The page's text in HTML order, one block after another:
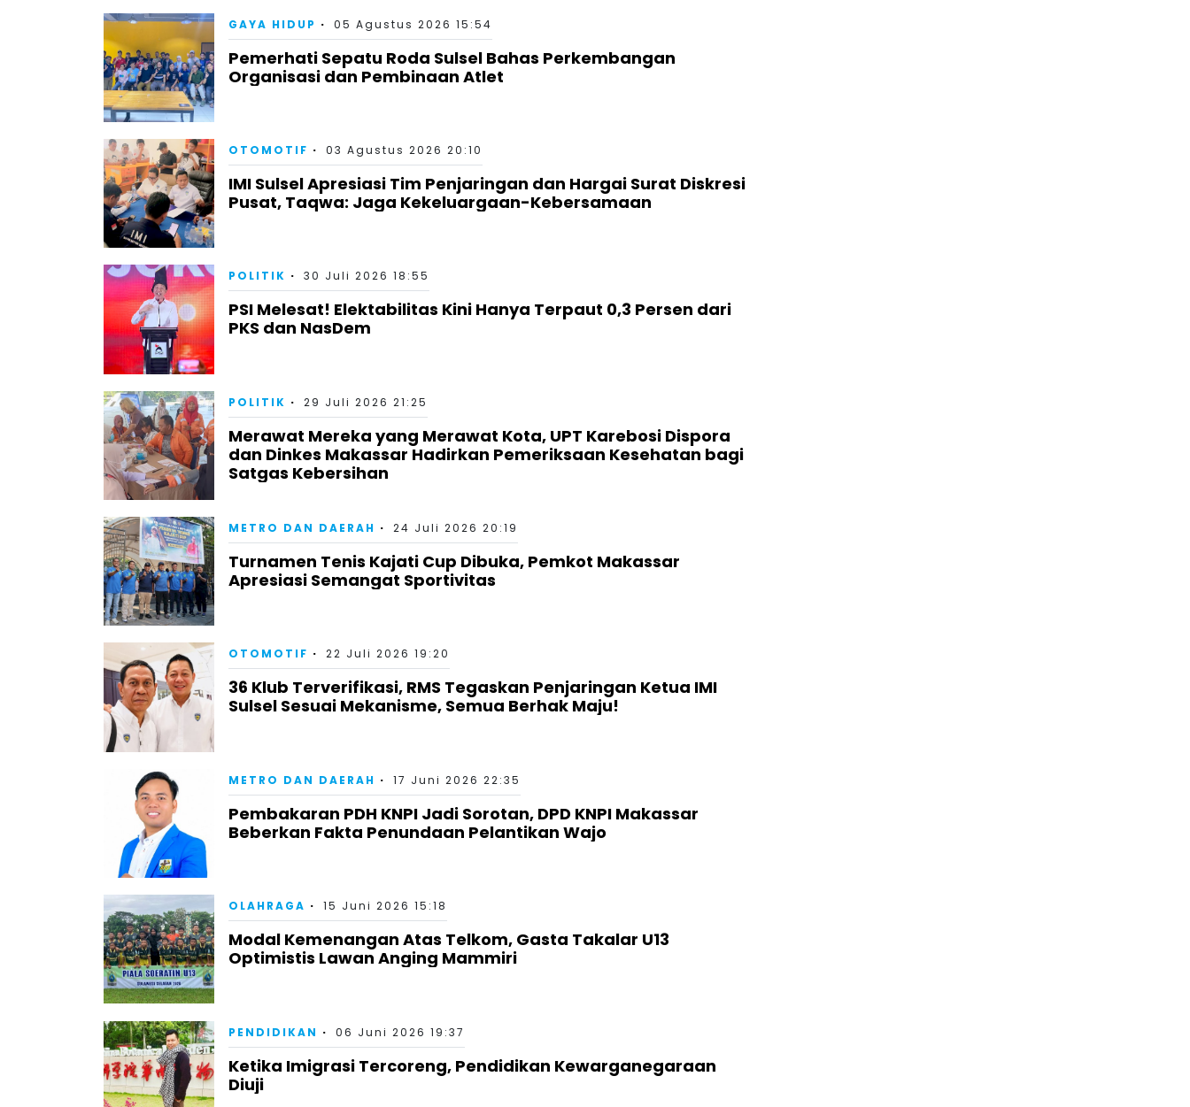
GAYA HIDUP 05 Agustus 2026 15:54
Pemerhati Sepatu Roda Sulsel Bahas Perkembangan
Organisasi dan Pembinaan Atlet
OTOMOTIF 03 Agustus 2026 20:10
IMI Sulsel Apresiasi Tim Penjaringan dan Hargai Surat Diskresi
Pusat, Taqwa: Jaga Kekeluargaan-Kebersamaan
POLITIK 30 Juli 2026 18:55
PSI Melesat! Elektabilitas Kini Hanya Terpaut 0,3 Persen dari
PKS dan NasDem
POLITIK 29 Juli 2026 21:25
Merawat Mereka yang Merawat Kota, UPT Karebosi Dispora
dan Dinkes Makassar Hadirkan Pemeriksaan Kesehatan bagi
Satgas Kebersihan
METRO DAN DAERAH 24 Juli 2026 20:19
Turnamen Tenis Kajati Cup Dibuka, Pemkot Makassar
Apresiasi Semangat Sportivitas
OTOMOTIF 22 Juli 2026 19:20
36 Klub Terverifikasi, RMS Tegaskan Penjaringan Ketua IMI
Sulsel Sesuai Mekanisme, Semua Berhak Maju!
METRO DAN DAERAH 17 Juni 2026 22:35
Pembakaran PDH KNPI Jadi Sorotan, DPD KNPI Makassar
Beberkan Fakta Penundaan Pelantikan Wajo
OLAHRAGA 15 Juni 2026 15:18
Modal Kemenangan Atas Telkom, Gasta Takalar U13
Optimistis Lawan Anging Mammiri
PENDIDIKAN 06 Juni 2026 19:37
Ketika Imigrasi Tercoreng, Pendidikan Kewarganegaraan
Diuji